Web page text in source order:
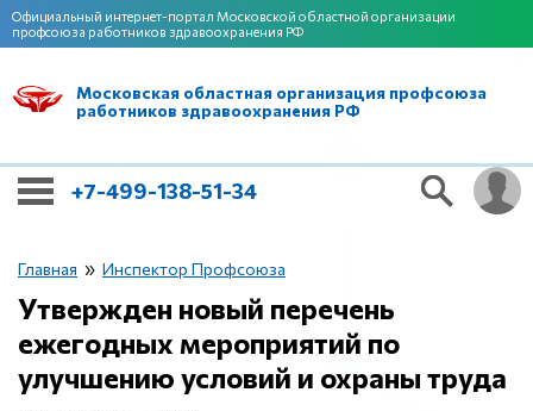
Официальный интернет-портал Московской областной организации
профсоюза работников здравоохранения РФ
Московская областная организация профсоюза
работников здравоохранения РФ
+7-499-138-51-34
Главная » Инспектор Профсоюза
Утвержден новый перечень
ежегодных мероприятий по
улучшению условий и охраны труда